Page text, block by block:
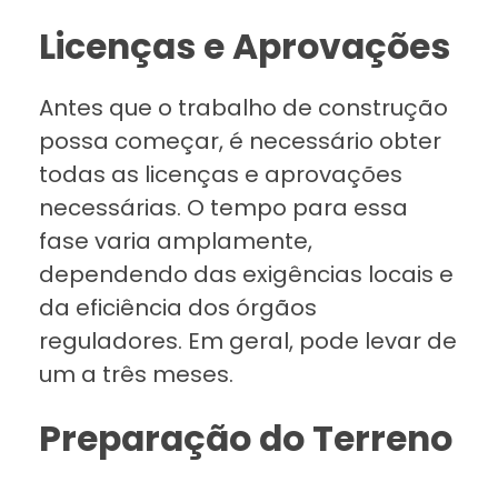
Licenças e Aprovações
Antes que o trabalho de construção
possa começar, é necessário obter
todas as licenças e aprovações
necessárias. O tempo para essa
fase varia amplamente,
dependendo das exigências locais e
da eficiência dos órgãos
reguladores. Em geral, pode levar de
um a três meses.
Preparação do Terreno